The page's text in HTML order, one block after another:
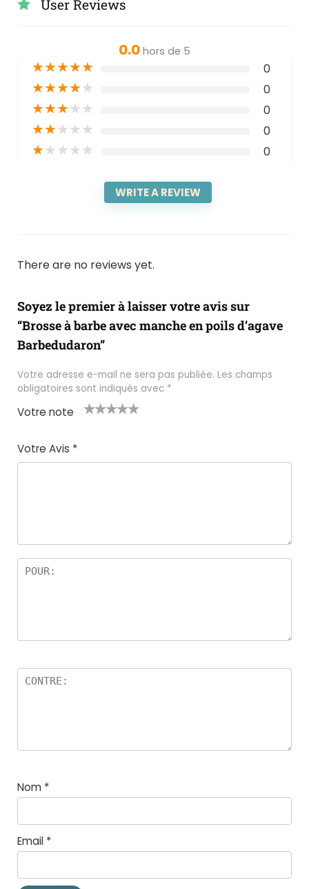
User Reviews
0.0 hors de 5
★★★★★ 0
★★★★★ 0
★★★★★ 0
★★★★★ 0
★★★★★ 0
WRITE A REVIEW
There are no reviews yet.
Soyez le premier à laisser votre avis sur
“Brosse à barbe avec manche en poils d’agave
Barbedudaron”
Votre adresse e-mail ne sera pas publiée. Les champs
obligatoires sont indiqués avec *
Votre note
t
5
s
5
Votre Avis *
Nom *
Email *